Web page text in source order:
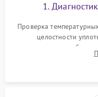
1.
Проверка
целостности
сопротивления
считывание кодов